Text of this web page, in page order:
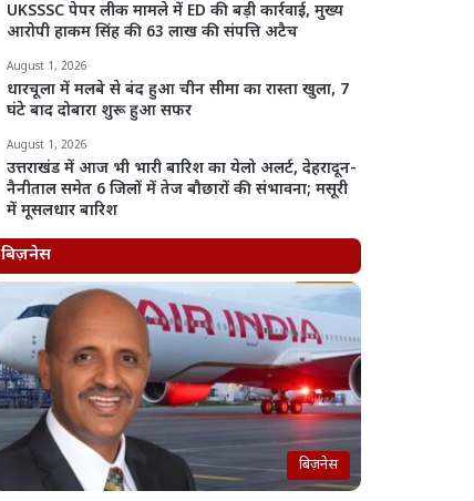
UKSSSC पेपर लीक मामले में ED की बड़ी कार्रवाई, मुख्य
आरोपी हाकम सिंह की 63 लाख की संपत्ति अटैच
August 1, 2026
धारचूला में मलबे से बंद हुआ चीन सीमा का रास्ता खुला, 7
घंटे बाद दोबारा शुरू हुआ सफर
August 1, 2026
उत्तराखंड में आज भी भारी बारिश का येलो अलर्ट, देहरादून-
नैनीताल समेत 6 जिलों में तेज बौछारों की संभावना; मसूरी
में मूसलधार बारिश
बिज़नेस
बिज़नेस